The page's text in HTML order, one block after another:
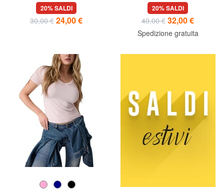
a V
20% SALDI
30,00 € 24,00 €
20% SALDI
40,00 € 32,00 €
Spedizione gratuita